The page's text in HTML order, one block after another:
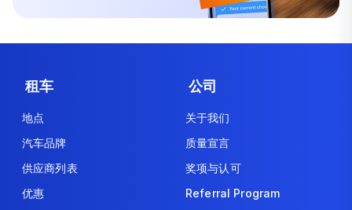
租车
地点
汽车品牌
供应商列表
优惠
公司
关于我们
质量宣言
奖项与认可
Referral Program